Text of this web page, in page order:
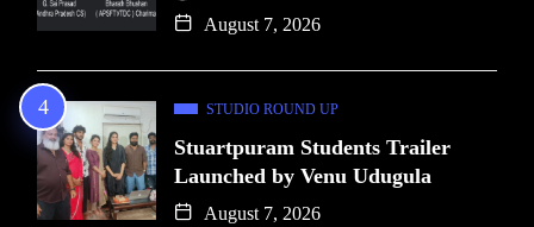
August 7, 2026
STUDIO ROUND UP
Stuartpuram Students Trailer
Launched by Venu Udugula
August 7, 2026